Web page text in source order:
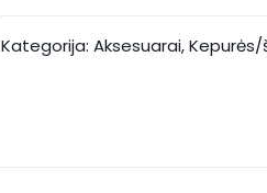
Kategorija: Aksesuarai,Kepurės/